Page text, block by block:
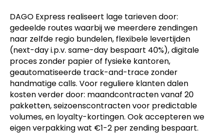
DAGO Express realiseert lage tarieven door:
gedeelde routes waarbij we meerdere zendingen
naar zelfde regio bundelen, flexibele levertijden
(next-day i.p.v. same-day bespaart 40%), digitale
proces zonder papier of fysieke kantoren,
geautomatiseerde track-and-trace zonder
handmatige calls. Voor reguliere klanten dalen
kosten verder door: maandcontracten vanaf 20
pakketten, seizoenscontracten voor predictable
volumes, en loyalty-kortingen. Ook accepteren we
eigen verpakking wat €1-2 per zending bespaart.